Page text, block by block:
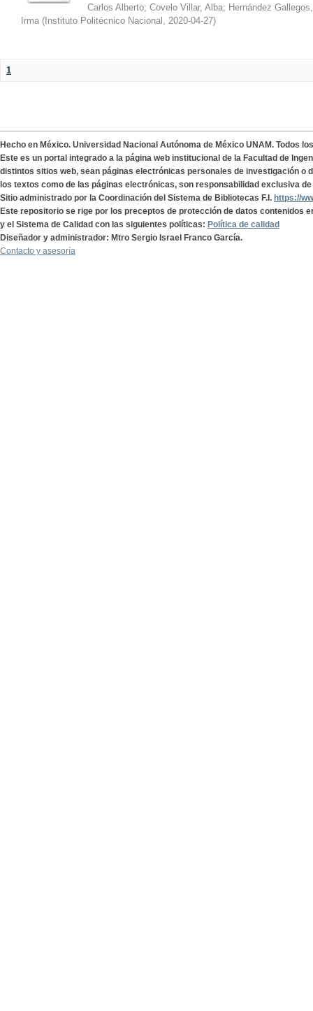
Carlos Alberto; Covelo Villar, Alba; Hernández
Irma ( Instituto Politécnico Nacional , 2020-04-27)
1
Hecho en México. Universidad Nacional Autónoma de México UNAM. Todos
Este es un portal integrado a la página web institucional de la Facultad de
distintos sitios web, sean páginas electrónicas personales de investigación o
los textos como de las páginas electrónicas, son responsabilidad exclusiva
Sitio administrado por la Coordinación del Sistema de Bibliotecas F.I. https://
Este repositorio se rige por los preceptos de protección de datos contenidos
y el Sistema de Calidad con las siguientes políticas: Política de calidad
Diseñador y administrador: Mtro Sergio Israel Franco García.
Contacto y asesoría